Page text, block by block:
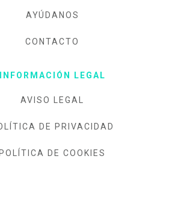
AYÚDANOS
CONTACTO
INFORMACIÓN LEGAL
AVISO LEGAL
DE PRIVACIDAD
POLÍTICA DE COOKIES